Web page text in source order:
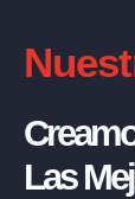
Las